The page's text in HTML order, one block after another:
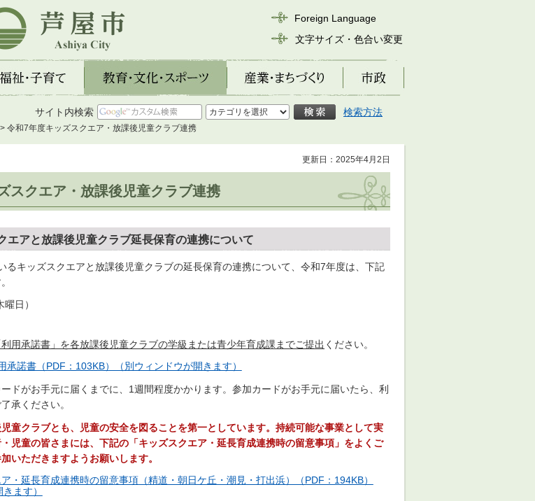
市
Foreign Language
文字サイズ・色合い変更
子育て 教育・文化・スポーツ 産業・まちづくり 市政
サイト内検索 検索方法
> 令和7年度キッズスクエア・放課後児童クラブ連携
更新日：2025年4月2日
スクエア・放課後児童クラブ連携
エアと放課後児童クラブ延長保育の連携について
るキッズスクエアと放課後児童クラブの延長保育の連携について、令和7年度は、下記
日）
用承諾書」を各放課後児童クラブの学級または青少年育成課までご提出 ください。
承諾書（PDF：103KB）（別ウィンドウが開きます）
ドがお手元に届くまでに、1週間程度かかります。参加カードがお手元に届いたら、利
承ください。
童クラブとも、児童の安全を図ることを第一としています。持続可能な事業として実
児童の皆さまには、下記の「キッズスクエア・延長育成連携時の留意事項 」をよくご
いただきますようお願いします。
・延長育成連携時の留意事項（精道・朝日ケ丘・潮見・打出浜）（PDF：194KB）
ます）